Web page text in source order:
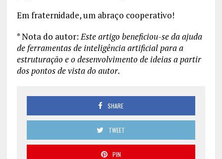
Em fraternidade, um abraço cooperativo!
* Nota do autor:Este artigo beneficiou-se da ajuda
de ferramentas de inteligência artificial para a
estruturação e o desenvolvimento de ideias a partir
dos pontos de vista do autor.
SHARE
TWEET
PIN